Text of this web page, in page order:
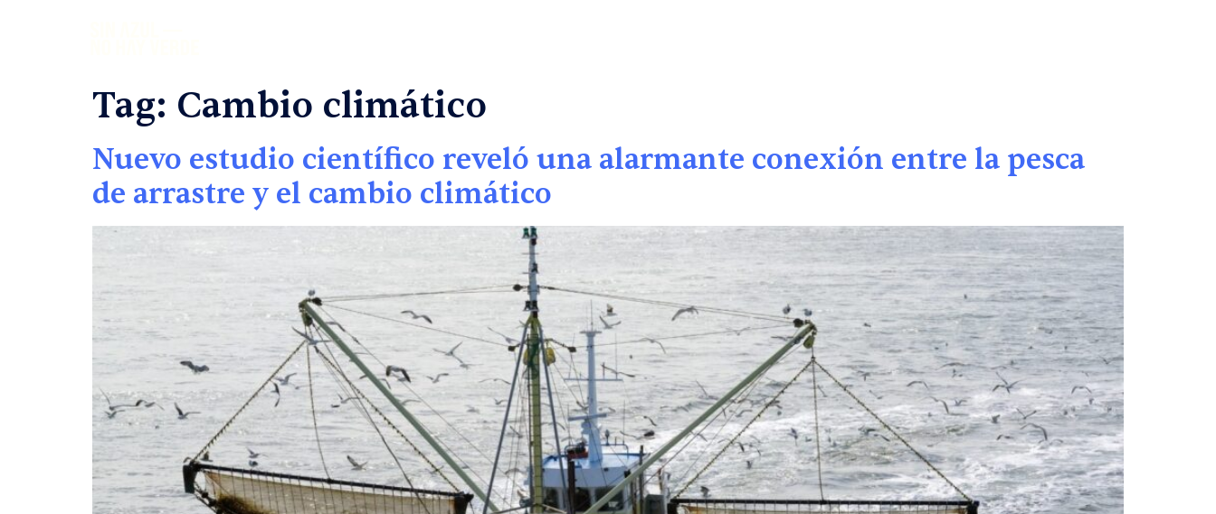
Tag: Cambio climático
Nuevo estudio científico reveló una alarmante conexión entre la pesca
de arrastre y el cambio climático